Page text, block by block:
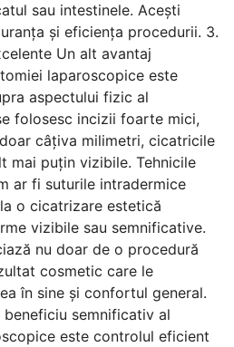
sau intestinele. Acești
și eficiența procedurii. 3.
Un alt avantaj
laparoscopice este
aspectului fizic al
folosesc incizii foarte mici,
câțiva milimetri, cicatricile
mai puțin vizibile. Tehnicile
ar fi suturile intradermice
o cicatrizare estetică
vizibile sau semnificative.
nu doar de o procedură
cosmetic care le
în sine și confortul general.
semnificativ al
este controlul eficient